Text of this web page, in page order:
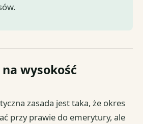
wysokość
zasada jest taka, że okres
przy prawie do emerytury, ale